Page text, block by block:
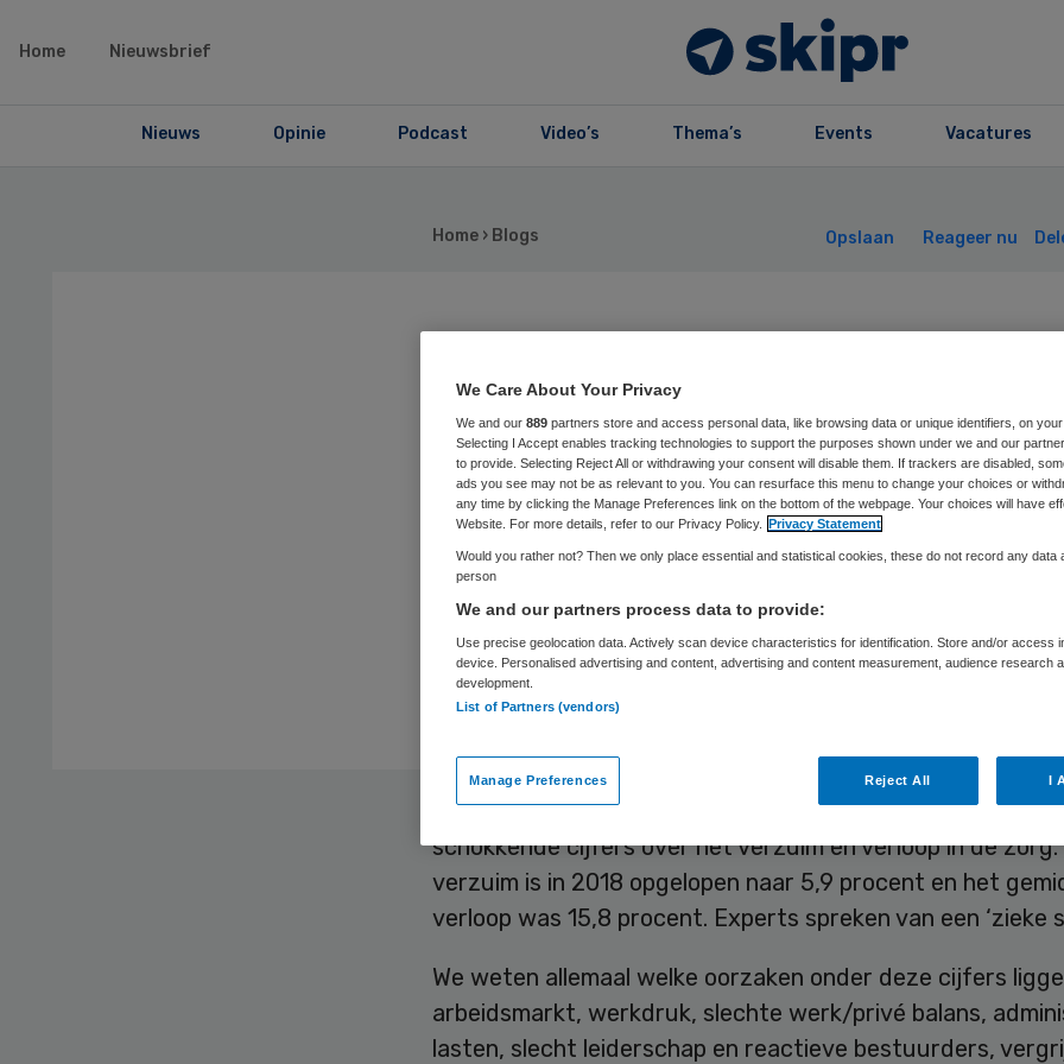
Home Nieuwsbrief
Nieuws Opinie Podcast Video’s Thema’s Events Vacatures
Home › Blogs Opslaan Reageer nu
Verzuim en verloop
de zorg: laten we
over oplossingen
hebben
Anneke Westerlaken 4 september 2019,08:49 61 keer
EY bracht gisteren de jaarlijkse barometer naar buiten
schokkende cijfers over het verzuim en verloop in de
verzuim is in 2018 opgelopen naar 5,9 procent en het
verloop was 15,8 procent. Experts spreken van een ‘zieke
We weten allemaal welke oorzaken onder deze cijfers
arbeidsmarkt, werkdruk, slechte werk/privé balans,
lasten, slecht leiderschap en reactieve bestuurders,
We Care About Your Privacy
We and our 889 partners store and access personal data, like browsing data or unique identifiers, on your
Selecting I Accept enables tracking technologies to support the purposes shown under we and our
to provide. Selecting Reject All or withdrawing your consent will disable them. If trackers are disabled,
ads you see may not be as relevant to you. You can resurface this menu to change your choices or
any time by clicking the Manage Preferences link on the bottom of the webpage. Your choices will have
Website. For more details, refer to our Privacy Policy. Privacy Statement
Would you rather not? Then we only place essential and statistical cookies, these do not record any data
person
We and our partners process data to provide:
Use precise geolocation data. Actively scan device characteristics for identification. Store and/or access
device. Personalised advertising and content, advertising and content measurement, audience research
development.
List of Partners (vendors)
Manage Preferences Reject All I